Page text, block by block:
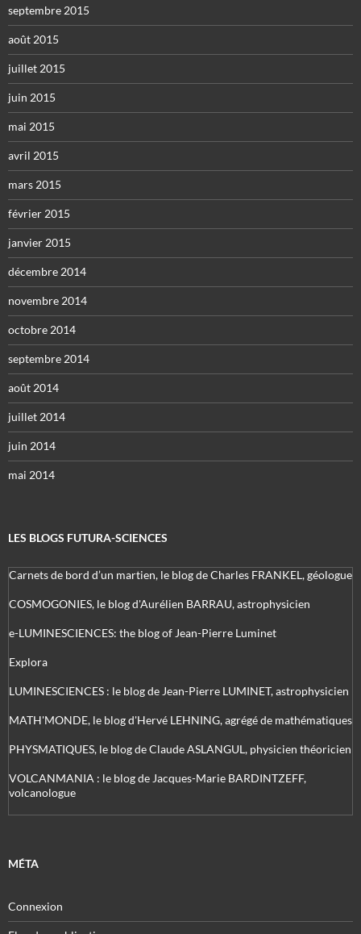
septembre 2015
août 2015
juillet 2015
juin 2015
mai 2015
avril 2015
mars 2015
février 2015
janvier 2015
décembre 2014
novembre 2014
octobre 2014
septembre 2014
août 2014
juillet 2014
juin 2014
mai 2014
LES BLOGS FUTURA-SCIENCES
Carnets de bord d’un martien, le blog de Charles FRANKEL, géologue
COSMOGONIES, le blog d'Aurélien BARRAU, astrophysicien
e-LUMINESCIENCES: the blog of Jean-Pierre Luminet
Explora
LUMINESCIENCES : le blog de Jean-Pierre LUMINET, astrophysicien
MATH'MONDE, le blog d'Hervé LEHNING, agrégé de mathématiques
PHYSMATIQUES, le blog de Claude ASLANGUL, physicien théoricien
VOLCANMANIA : le blog de Jacques-Marie BARDINTZEFF,
volcanologue
MÉTA
Connexion